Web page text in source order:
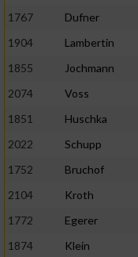
1767
Dufner
1904
Lambertin
1855
Jochmann
2074
Voss
1851
Huschka
2022
Schupp
1752
Bruchof
2104
Kroth
1772
Egerer
1874
Klein